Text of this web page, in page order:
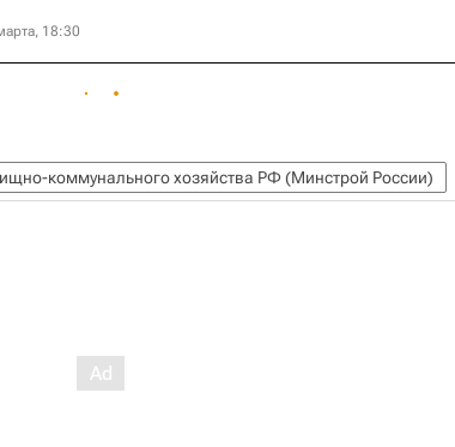
18:30
коммунального хозяйства РФ (Минстрой России)